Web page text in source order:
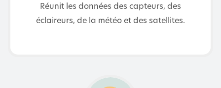
Réunit les données des capteurs, des
éclaireurs, de la météo et des satellites.